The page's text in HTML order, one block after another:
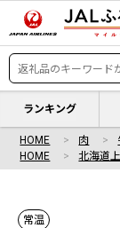
ランキング
HOME 肉
HOME
北海道
常温